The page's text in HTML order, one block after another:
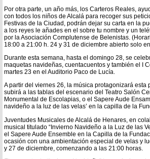
Por otra parte, un año más, los Carteros Reales,
con todos los niños de Alcalá para recoger sus
Festivas de la Ciudad, podrán dejar su carta en la
a los reyes le añades en el sobre tu nombre y un
por la Asociación Complutense de Belenistas.
18:00 a 21:00 h. 24 y 31 de diciembre abierto solo
Durante esta semana, hasta el domingo 28, se
maquetas navideñas, cuentacuentos y también el I
martes 23 en el Auditorio Paco de Lucía.
A partir del viernes 26, la música protagonizará
subirá a las tablas del escenario del Teatro Salón
Monumental de Escolapias, o el Sapere Aude
navideño a la luz de las velas’ en la capilla de la
Juventudes Musicales de Alcalá de Henares, en
musical titulado “Invierno Navideño a la Luz de las
el Sapere Aude Ensemble en la Capilla de la
ocasión con una ambientación especial de velas y
y 27 de diciembre, comenzando a las 21:00 horas.